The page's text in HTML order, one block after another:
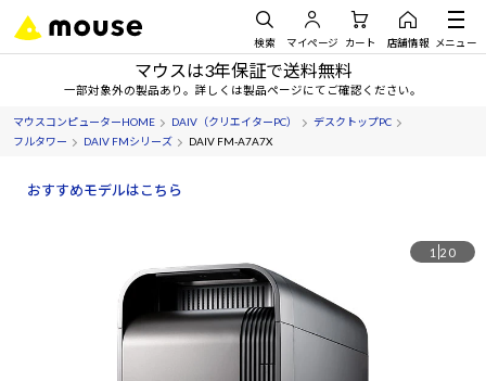
検索 マイページ カート 店舗情報 メニュー
マウスは3年保証で送料無料
一部対象外の製品あり。詳しくは製品ページにてご確認ください。
マウスコンピューターHOME DAIV（クリエイターPC）
デスクトップPC
フルタワー
DAIV FMシリーズ DAIV FM-A7A7X
おすすめモデルはこちら
1 20